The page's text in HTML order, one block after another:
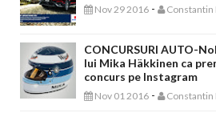
Nov 29 2016 - Constantin
CONCURSURI AUTO-
lui Mika Häkkinen ca
concurs pe Instagram
Nov 01 2016 - Constantin